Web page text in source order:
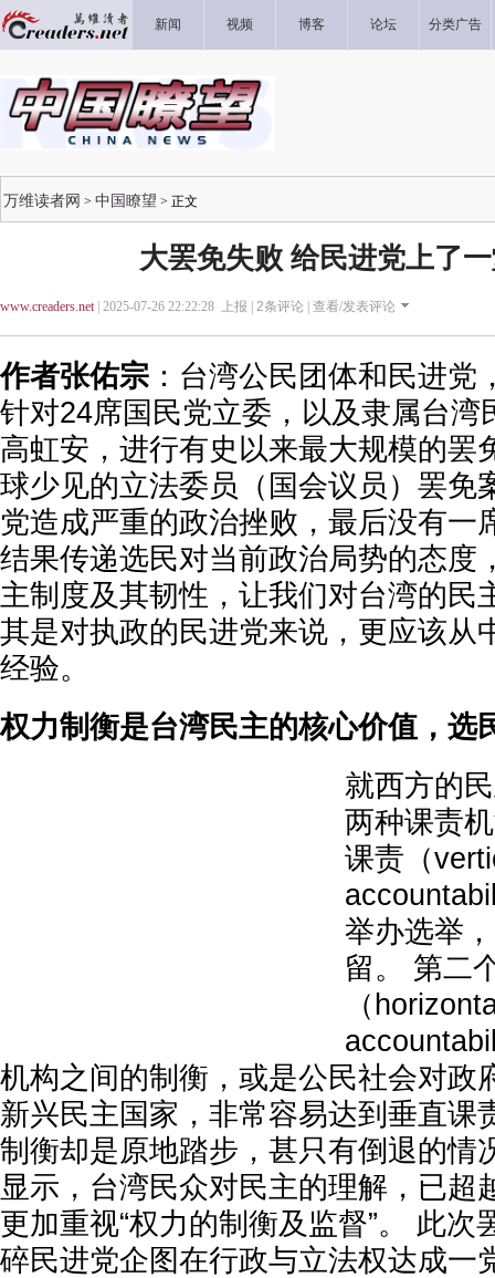
新闻 视频 博客 论坛 分类广告
万维读者网 > 中国瞭望 > 正文
大罢免失败 给民进党上了
www.creaders.net| 2025-07-26 22:22:28 上报 | 2条评论 | 查看/发表评论
作者张佑宗 ：台湾公民团体和民进
针对24席国民党立委，以及隶属台湾
高虹安，进行有史以来最大规模的罢
球少见的立法委员（国会议员）罢免
党造成严重的政治挫败，最后没有一
结果传递选民对当前政治局势的态度
主制度及其韧性，让我们对台湾的民
其是对执政的民进党来说，更应该从
经验。
权力制衡是台湾民主的核心价值，选
就西方的
两种课责
课责（
举办选举
留。 第二
（
机构之间的制衡，或是公民社会对政
新兴民主国家，非常容易达到垂直课
制衡却是原地踏步，甚只有倒退的情
显示，台湾民众对民主的理解，已超
更加重视“权力的制衡及监督”。 此次
碎民进党企图在行政与立法权达成一